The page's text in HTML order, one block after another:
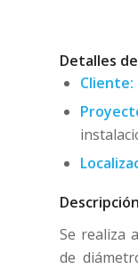
Detalles
Cliente:
Se realiza
de